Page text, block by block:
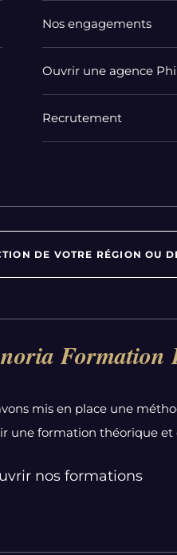
Nos engagements
Ouvrir une agence
Recrutement
DE VOTRE RÉGION OU
: Formation
mis en place une
une formation théorique et
nos formations